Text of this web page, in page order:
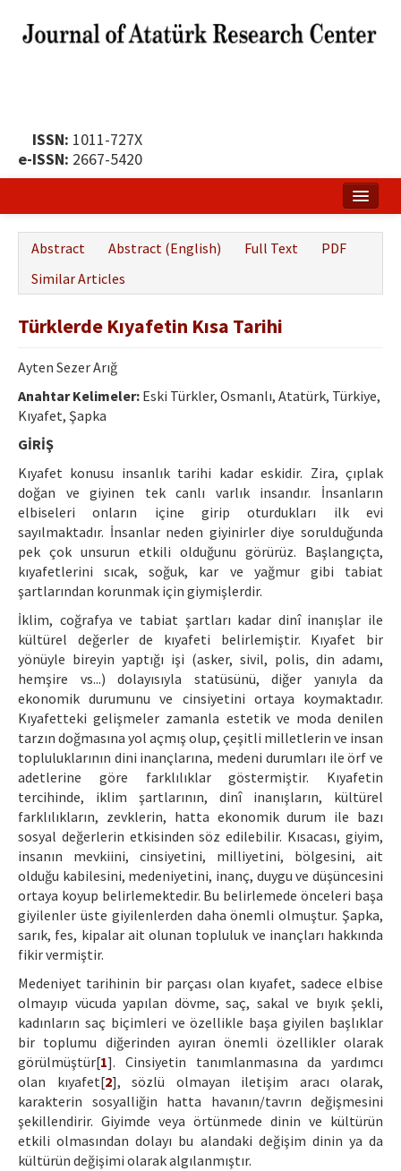
ISSN: 1011-727X
e-ISSN: 2667-5420
Publication Policy
Boards of the Journal
Publication Principles
Ethical Principles
Author's Guide
Refereeing Guide
Contact Us
Abstract Abstract (English) Full Text
PDF
Similar Articles
Türklerde Kıyafetin Kısa Tarihi
Ayten Sezer Arığ
Anahtar Kelimeler: Eski Türkler, Osmanlı, Atatürk, Türkiye,
Kıyafet, Şapka
GİRİŞ
Kıyafet konusu insanlık tarihi kadar eskidir. Zira, çıplak
doğan ve giyinen tek canlı varlık insandır. İnsanların
elbiseleri onların içine girip oturdukları ilk evi
sayılmaktadır. İnsanlar neden giyinirler diye sorulduğunda
pek çok unsurun etkili olduğunu görürüz. Başlangıçta,
kıyafetlerini sıcak, soğuk, kar ve yağmur gibi tabiat
şartlarından korunmak için giymişlerdir.
İklim, coğrafya ve tabiat şartları kadar dinî inanışlar ile
kültürel değerler de kıyafeti belirlemiştir. Kıyafet bir
yönüyle bireyin yaptığı işi (asker, sivil, polis, din adamı,
hemşire vs...) dolayısıyla statüsünü, diğer yanıyla da
ekonomik durumunu ve cinsiyetini ortaya koymaktadır.
Kıyafetteki gelişmeler zamanla estetik ve moda denilen
tarzın doğmasına yol açmış olup, çeşitli milletlerin ve insan
topluluklarının dini inançlarına, medeni durumları ile örf ve
adetlerine göre farklılıklar göstermiştir. Kıyafetin
tercihinde, iklim şartlarının, dinî inanışların, kültürel
farklılıkların, zevklerin, hatta ekonomik durum ile bazı
sosyal değerlerin etkisinden söz edilebilir. Kısacası, giyim,
insanın mevkiini, cinsiyetini, milliyetini, bölgesini, ait
olduğu kabilesini, medeniyetini, inanç, duygu ve düşüncesini
ortaya koyup belirlemektedir. Bu belirlemede önceleri başa
giyilenler üste giyilenlerden daha önemli olmuştur. Şapka,
sarık, fes, kipalar ait olunan topluluk ve inançları hakkında
fikir vermiştir.
Medeniyet tarihinin bir parçası olan kıyafet, sadece elbise
olmayıp vücuda yapılan dövme, saç, sakal ve bıyık şekli,
kadınların saç biçimleri ve özellikle başa giyilen başlıklar
bir toplumu diğerinden ayıran önemli özellikler olarak
görülmüştür[1]. Cinsiyetin tanımlanmasına da yardımcı
olan kıyafet[2], sözlü olmayan iletişim aracı olarak,
karakterin sosyalliğin hatta havanın/tavrın değişmesini
şekillendirir. Giyimde veya örtünmede dinin ve kültürün
etkili olmasından dolayı bu alandaki değişim dinin ya da
kültürün değişimi olarak algılanmıştır.